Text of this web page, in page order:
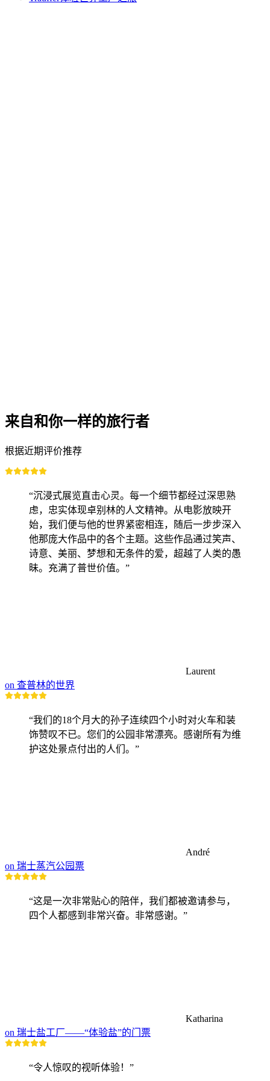
来自和你一样的旅行者
根据近期评价推荐
“沉浸式展览直击心灵。每一个细节都经过深思熟
虑，忠实体现卓别林的人文精神。从电影放映开
始，我们便与他的世界紧密相连，随后一步步深入
他那庞大作品中的各个主题。这些作品通过笑声、
诗意、美丽、梦想和无条件的爱，超越了人类的愚
昧。充满了普世价值。”
Laurent
on 查普林的世界
“我们的18个月大的孙子连续四个小时对火车和装
饰赞叹不已。您们的公园非常漂亮。感谢所有为维
护这处景点付出的人们。”
André
on 瑞士蒸汽公园票
“这是一次非常贴心的陪伴，我们都被邀请参与，
四个人都感到非常兴奋。非常感谢。”
Katharina
on 瑞士盐工厂——“体验盐”的门票
“令人惊叹的视听体验！”